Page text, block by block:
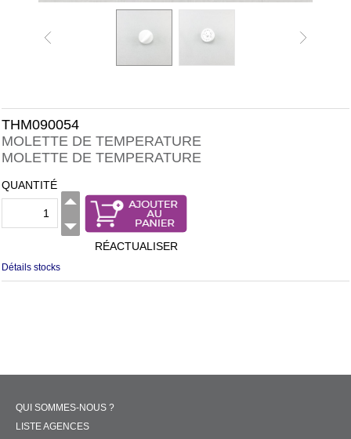
THM090054
MOLETTE DE TEMPERATURE
MOLETTE DE TEMPERATURE
QUANTITÉ
RÉACTUALISER
Détails stocks
QUI SOMMES-NOUS ?
LISTE AGENCES